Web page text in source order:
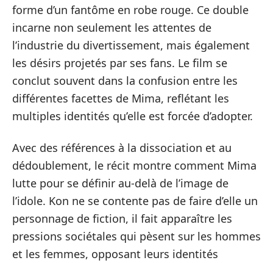
forme d’un fantôme en robe rouge. Ce double
incarne non seulement les attentes de
l’industrie du divertissement, mais également
les désirs projetés par ses fans. Le film se
conclut souvent dans la confusion entre les
différentes facettes de Mima, reflétant les
multiples identités qu’elle est forcée d’adopter.
Avec des références à la dissociation et au
dédoublement, le récit montre comment Mima
lutte pour se définir au-delà de l’image de
l’idole. Kon ne se contente pas de faire d’elle un
personnage de fiction, il fait apparaître les
pressions sociétales qui pèsent sur les hommes
et les femmes, opposant leurs identités